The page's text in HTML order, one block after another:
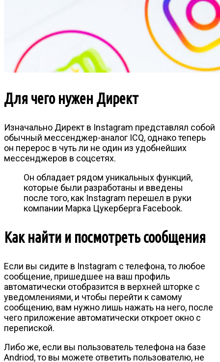
Для чего нужен Директ
Изначально Директ в Instagram представлял собой
обычный мессенджер-аналог ICQ, однако теперь
он перерос в чуть ли не один из удобнейших
мессенджеров в соцсетях.
Он обладает рядом уникальных функций,
которые были разработаны и введены
после того, как Instagram перешел в руки
компании Марка Цукерберга Facebook.
Как найти и посмотреть сообщения
Если вы сидите в Instagram с телефона, то любое
сообщение, пришедшее на ваш профиль
автоматически отобразится в верхней шторке с
уведомлениями, и чтобы перейти к самому
сообщению, вам нужно лишь нажать на него, после
чего приложение автоматически откроет окно с
перепиской.
Либо же, если вы пользователь телефона на базе
Andriod, то вы можете ответить пользователю, не